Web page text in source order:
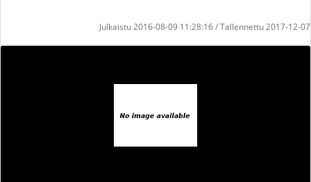
Julkaistu 2016-08-09 11:28:16 / Tallennettu 2017-12-07